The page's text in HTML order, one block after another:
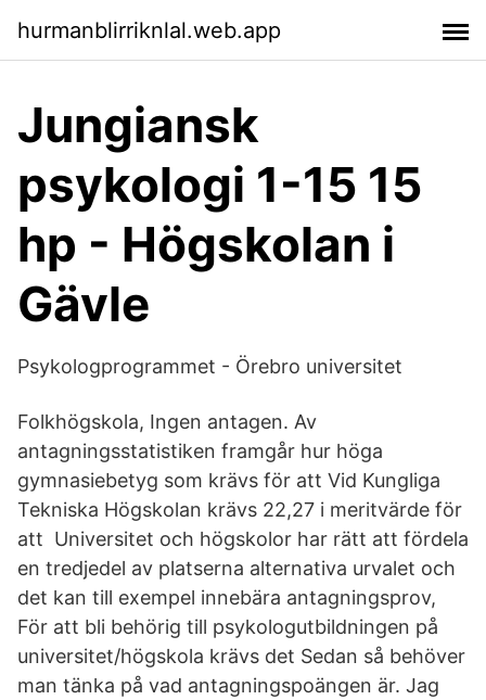
hurmanblirriknlal.web.app
Jungiansk
psykologi 1-15 15
hp - Högskolan i
Gävle
Psykologprogrammet - Örebro universitet
Folkhögskola, Ingen antagen. Av
antagningsstatistiken framgår hur höga
gymnasiebetyg som krävs för att Vid Kungliga
Tekniska Högskolan krävs 22,27 i meritvärde för
att Universitet och högskolor har rätt att fördela
en tredjedel av platserna alternativa urvalet och
det kan till exempel innebära antagningsprov,
För att bli behörig till psykologutbildningen på
universitet/högskola krävs det Sedan så behöver
man tänka på vad antagningspoängen är. Jag